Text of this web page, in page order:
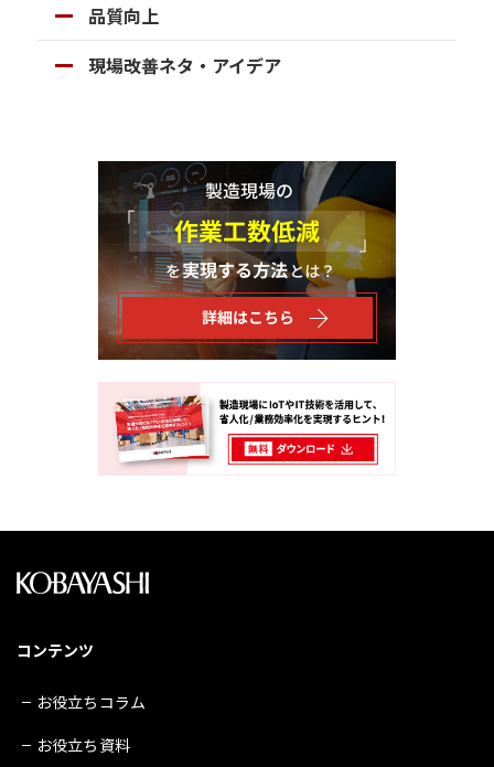
品質向上
現場改善ネタ・アイデア
コンテンツ
お役立ちコラム
お役立ち資料